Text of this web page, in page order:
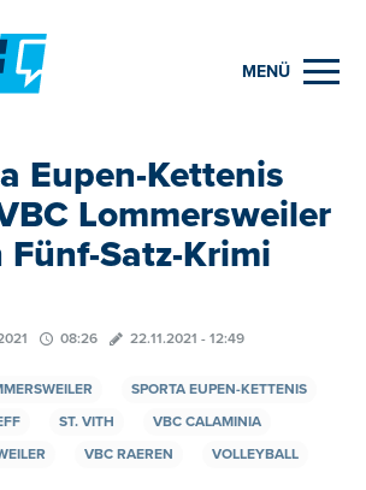
MENÜ
Eupen-Kettenis
Lommersweiler
Fünf-Satz-Krimi
08:26 22.11.2021 - 12:49
SPORTA EUPEN-KETTENIS
ST. VITH
VBC CALAMINIA
VBC RAEREN VOLLEYBALL